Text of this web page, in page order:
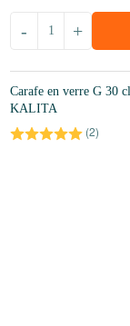
+
-
Carafe en verre G 30
KALITA
(2)